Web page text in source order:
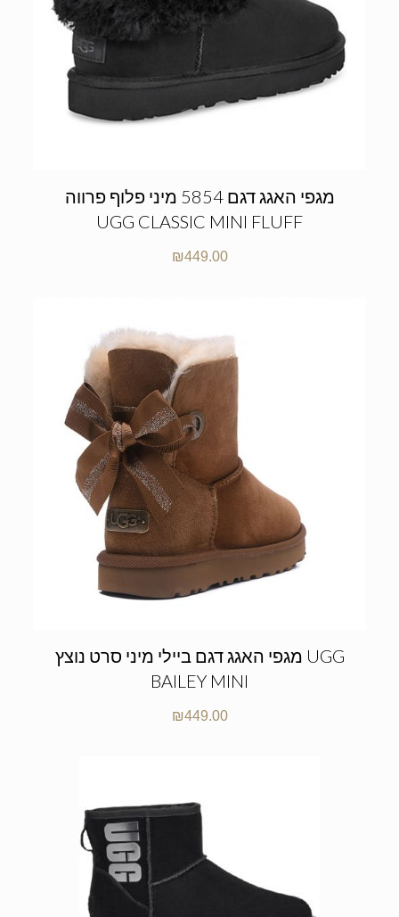
מגפי האגג דגם 5854 מיני פלוף פרווה
UGG CLASSIC MINI FLUFF
₪449.00
מגפי האגג דגם ביילי מיני סרט נוצץ UGG
BAILEY MINI
₪449.00